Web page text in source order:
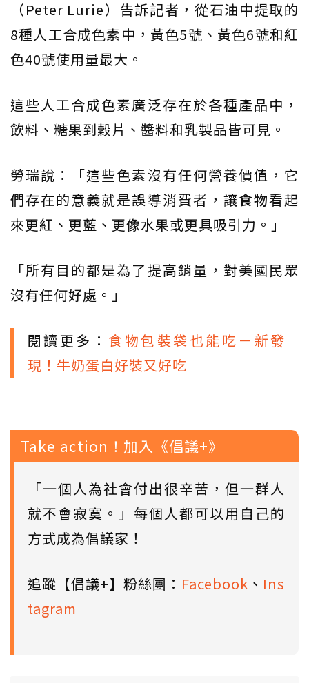
（Peter Lurie）告訴記者，從石油中提取的
8種人工合成色素中，黃色5號、黃色6號和紅
色40號使用量最大。
這些人工合成色素廣泛存在於各種產品中，
飲料、糖果到穀片、醬料和乳製品皆可見。
勞瑞說：「這些色素沒有任何營養價值，它
們存在的意義就是誤導消費者，讓食物看起
來更紅、更藍、更像水果或更具吸引力。」
「所有目的都是為了提高銷量，對美國民眾
沒有任何好處。」
閱讀更多： 食物包裝袋也能吃－新發
現！牛奶蛋白好裝又好吃
Take action！加入《倡議+》
「一個人為社會付出很辛苦，但一群人
就不會寂寞。」每個人都可以用自己的
方式成為倡議家！
追蹤【倡議+】粉絲團： Facebook 、 Ins
tagram